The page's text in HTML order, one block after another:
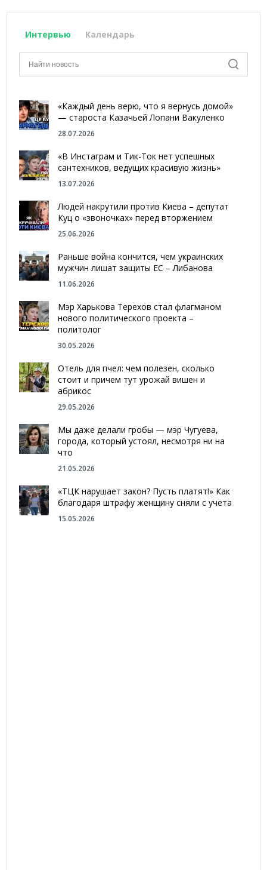
Интервью Календарь
«Каждый день верю, что я вернусь домой»
— староста Казачьей Лопани Вакуленко
28.07.2026
«В Инстаграм и Тик-Ток нет успешных
сантехников, ведущих красивую жизнь»
13.07.2026
Людей накрутили против Киева – депутат
Куц о «звоночках» перед вторжением
25.06.2026
Раньше война кончится, чем украинских
мужчин лишат защиты ЕС – Либанова
11.06.2026
Мэр Харькова Терехов стал флагманом
нового политического проекта –
политолог
30.05.2026
Отель для пчел: чем полезен, сколько
стоит и причем тут урожай вишен и
абрикос
29.05.2026
Мы даже делали гробы — мэр Чугуева,
города, который устоял, несмотря ни на
что
21.05.2026
«ТЦК нарушает закон? Пусть платят!» Как
благодаря штрафу женщину сняли с учета
15.05.2026